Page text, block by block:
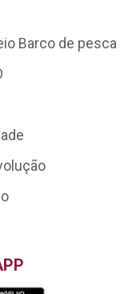
Barco de pesca